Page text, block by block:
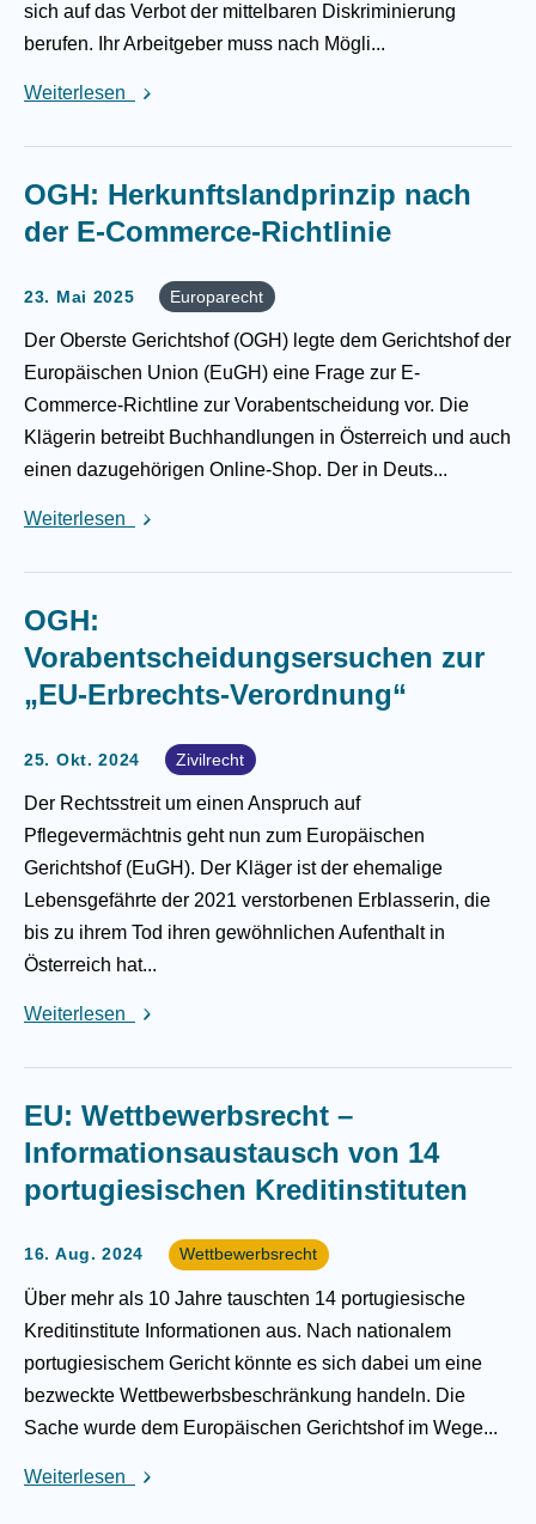
sich auf das Verbot der mittelbaren Diskriminierung
berufen. Ihr Arbeitgeber muss nach Mögli...
Weiterlesen
OGH: Herkunftslandprinzip nach
der E-Commerce-Richtlinie
23. Mai 2025 Europarecht
Der Oberste Gerichtshof (OGH) legte dem Gerichtshof der
Europäischen Union (EuGH) eine Frage zur E-
Commerce-Richtline zur Vorabentscheidung vor. Die
Klägerin betreibt Buchhandlungen in Österreich und auch
einen dazugehörigen Online-Shop. Der in Deuts...
Weiterlesen
OGH:
Vorabentscheidungsersuchen zur
„EU-Erbrechts-Verordnung“
25. Okt. 2024 Zivilrecht
Der Rechtsstreit um einen Anspruch auf
Pflegevermächtnis geht nun zum Europäischen
Gerichtshof (EuGH). Der Kläger ist der ehemalige
Lebensgefährte der 2021 verstorbenen Erblasserin, die
bis zu ihrem Tod ihren gewöhnlichen Aufenthalt in
Österreich hat...
Weiterlesen
EU: Wettbewerbsrecht –
Informationsaustausch von 14
portugiesischen Kreditinstituten
16. Aug. 2024 Wettbewerbsrecht
Über mehr als 10 Jahre tauschten 14 portugiesische
Kreditinstitute Informationen aus. Nach nationalem
portugiesischem Gericht könnte es sich dabei um eine
bezweckte Wettbewerbsbeschränkung handeln. Die
Sache wurde dem Europäischen Gerichtshof im Wege...
Weiterlesen